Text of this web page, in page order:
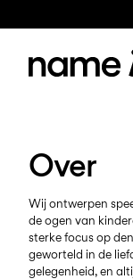
Over
Wij ontwerpen
de ogen van
sterke focus op
geworteld in de
gelegenheid, en